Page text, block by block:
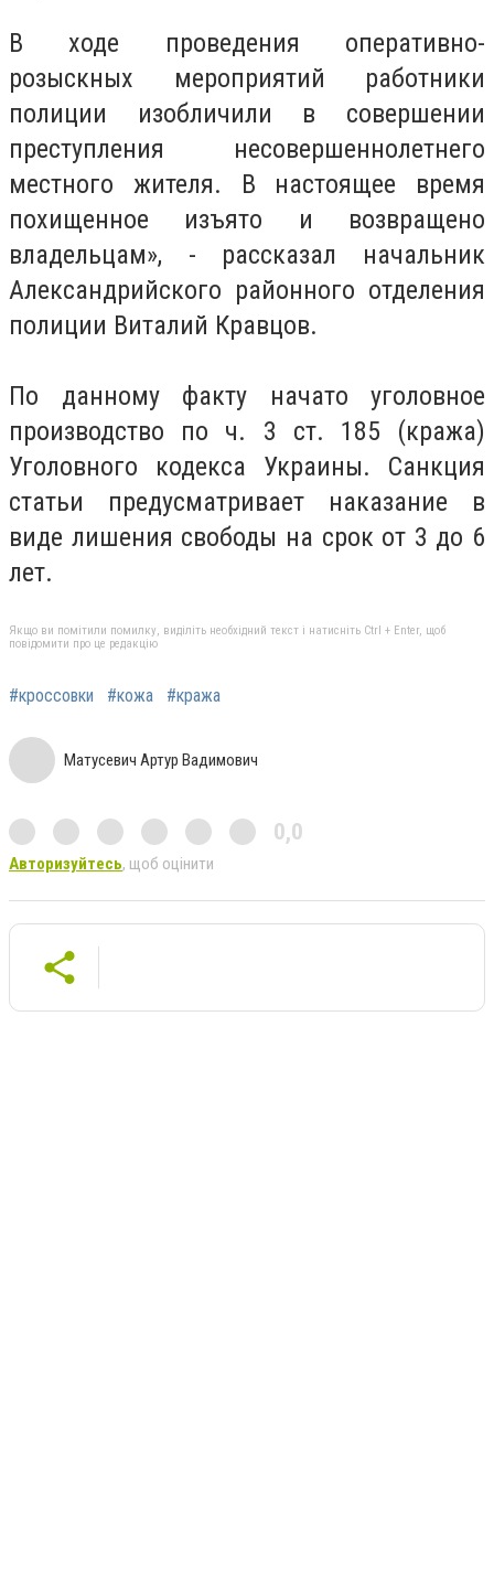
В ходе проведения оперативно-
розыскных мероприятий работники
полиции изобличили в совершении
преступления несовершеннолетнего
местного жителя. В настоящее время
похищенное изъято и возвращено
владельцам», - рассказал начальник
Александрийского районного отделения
полиции Виталий Кравцов.
По данному факту начато уголовное
производство по ч. 3 ст. 185 (кража)
Уголовного кодекса Украины. Санкция
статьи предусматривает наказание в
виде лишения свободы на срок от 3 до 6
лет.
Якщо ви помітили помилку, виділіть необхідний текст і натисніть Ctrl + Enter, щоб
повідомити про це редакцію
#кроссовки #кожа #кража
Матусевич Артур Вадимович
0,0
Авторизуйтесь, щоб оцінити